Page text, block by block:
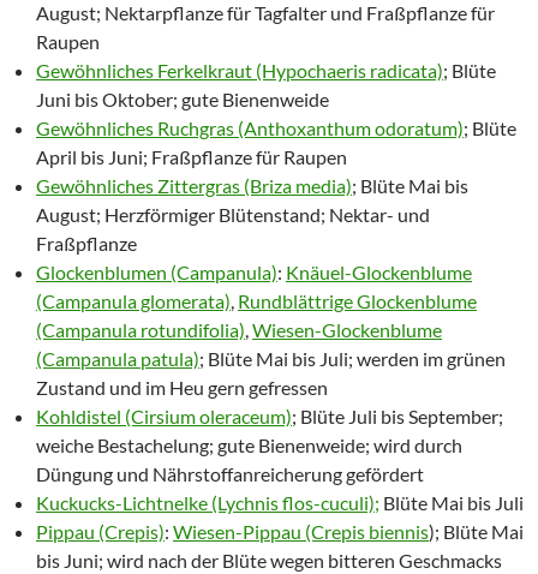
August; Nektarpflanze für Tagfalter und Fraßpflanze für
Raupen
Gewöhnliches Ferkelkraut (Hypochaeris radicata); Blüte
Juni bis Oktober; gute Bienenweide
Gewöhnliches Ruchgras (Anthoxanthum odoratum); Blüte
April bis Juni; Fraßpflanze für Raupen
Gewöhnliches Zittergras (Briza media); Blüte Mai bis
August; Herzförmiger Blütenstand; Nektar- und
Fraßpflanze
Glockenblumen (Campanula): Knäuel-Glockenblume
(Campanula glomerata), Rundblättrige Glockenblume
(Campanula rotundifolia),Wiesen-Glockenblume
(Campanula patula); Blüte Mai bis Juli; werden im grünen
Zustand und im Heu gern gefressen
Kohldistel (Cirsium oleraceum); Blüte Juli bis September;
weiche Bestachelung; gute Bienenweide; wird durch
Düngung und Nährstoffanreicherung gefördert
Kuckucks-Lichtnelke (Lychnis flos-cuculi); Blüte Mai bis Juli
Pippau (Crepis): Wiesen-Pippau (Crepis biennis); Blüte Mai
bis Juni; wird nach der Blüte wegen bitteren Geschmacks